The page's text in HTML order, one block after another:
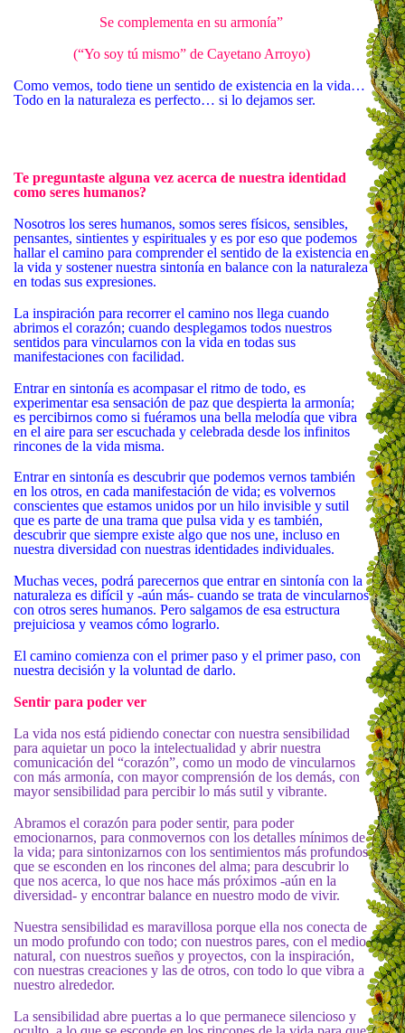
Se complementa en su armonía”
(“Yo soy tú mismo” de Cayetano Arroyo)
Como vemos, todo tiene un sentido de existencia en la vida…
Todo en la naturaleza es perfecto… si lo dejamos ser.
Te preguntaste alguna vez acerca de nuestra identidad
como seres humanos?
Nosotros los seres humanos, somos seres físicos, sensibles,
pensantes, sintientes y espirituales y es por eso que podemos
hallar el camino para comprender el sentido de la existencia en
la vida y sostener nuestra sintonía en balance con la naturaleza
en todas sus expresiones.
La inspiración para recorrer el camino nos llega cuando
abrimos el corazón; cuando desplegamos todos nuestros
sentidos para vincularnos con la vida en todas sus
manifestaciones con facilidad.
Entrar en sintonía es acompasar el ritmo de todo, es
experimentar esa sensación de paz que despierta la armonía;
es percibirnos como si fuéramos una bella melodía que vibra
en el aire para ser escuchada y celebrada desde los infinitos
rincones de la vida misma.
Entrar en sintonía es descubrir que podemos vernos también
en los otros, en cada manifestación de vida; es volvernos
conscientes que estamos unidos por un hilo invisible y sutil
que es parte de una trama que pulsa vida y es también,
descubrir que siempre existe algo que nos une, incluso en
nuestra diversidad con nuestras identidades individuales.
Muchas veces, podrá parecernos que entrar en sintonía con la
naturaleza es difícil y -aún más- cuando se trata de vincularnos
con otros seres humanos. Pero salgamos de esa estructura
prejuiciosa y veamos cómo lograrlo.
El camino comienza con el primer paso y el primer paso, con
nuestra decisión y la voluntad de darlo.
Sentir para poder ver
La vida nos está pidiendo conectar con nuestra sensibilidad
para aquietar un poco la intelectualidad y abrir nuestra
comunicación del “corazón”, como un modo de vincularnos
con más armonía, con mayor comprensión de los demás, con
mayor sensibilidad para percibir lo más sutil y vibrante.
Abramos el corazón para poder sentir, para poder
emocionarnos, para conmovernos con los detalles mínimos de
la vida; para sintonizarnos con los sentimientos más profundos
que se esconden en los rincones del alma; para descubrir lo
que nos acerca, lo que nos hace más próximos -aún en la
diversidad- y encontrar balance en nuestro modo de vivir.
Nuestra sensibilidad es maravillosa porque ella nos conecta de
un modo profundo con todo; con nuestros pares, con el medio
natural, con nuestros sueños y proyectos, con la inspiración,
con nuestras creaciones y las de otros, con todo lo que vibra a
nuestro alrededor.
La sensibilidad abre puertas a lo que permanece silencioso y